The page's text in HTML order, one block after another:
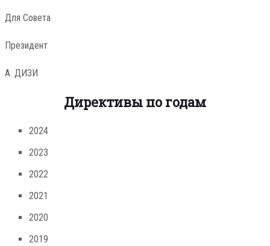
Для Совета
Президент
А. ДИЗИ
Директивы по годам
2024
2023
2022
2021
2020
2019